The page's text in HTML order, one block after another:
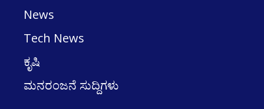
News
Tech News
ಕೃಷಿ
ಮನರಂಜನೆ ಸುದ್ದಿಗಳು